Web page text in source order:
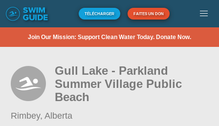
TÉLÉCHARGER FAITES UN DON
Join Our Mission: Support Clean Water Today. Donate Now.
Gull Lake - Parkland
Summer Village Public
Beach
Rimbey,Alberta